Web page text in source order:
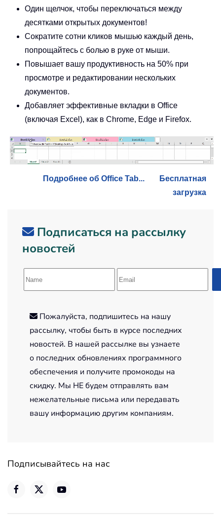
Один щелчок, чтобы переключаться между
десятками открытых документов!
Сократите сотни кликов мышью каждый день,
попрощайтесь с болью в руке от мыши.
Повышает вашу продуктивность на 50% при
просмотре и редактировании нескольких
документов.
Добавляет эффективные вкладки в Office
(включая Excel), как в Chrome, Edge и Firefox.
Подробнее об Office Tab...
Бесплатная
загрузка
Подписаться на рассылку
новостей
Пожалуйста, подпишитесь на нашу
рассылку, чтобы быть в курсе последних
новостей. В нашей рассылке вы узнаете
о последних обновлениях программного
обеспечения и получите промокоды на
скидку. Мы НЕ будем отправлять вам
нежелательные письма или передавать
вашу информацию другим компаниям.
Подписывайтесь на нас